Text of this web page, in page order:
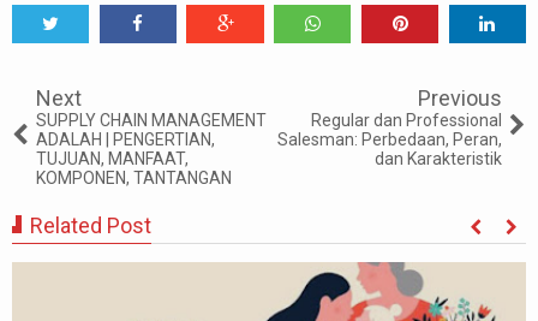
Next
SUPPLY CHAIN MANAGEMENT
ADALAH | PENGERTIAN,
TUJUAN, MANFAAT,
KOMPONEN, TANTANGAN
Previous
Regular dan Professional
Salesman: Perbedaan, Peran,
dan Karakteristik
Related Post